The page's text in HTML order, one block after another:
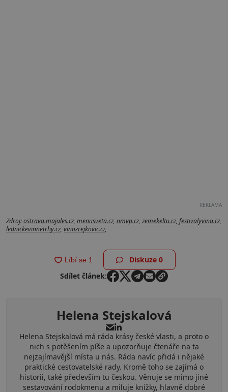
REKLAMA
Zdroj:ostrava.majales.cz, menusveta.cz, nmvp.cz, zemekeltu.cz, festivalyvina.cz,
lednickevinnetrhy.cz, vinozcejkovic.cz,
Diskuze0
Sdílet článek:
Helena Stejskalová
Helena Stejskalová má ráda krásy české vlasti, a proto o
nich s potěšením píše a upozorňuje čtenáře na ta
nejzajímavější místa u nás. Ráda navíc přidá i nějaké
praktické cestovatelské rady. Kromě toho se zajímá o
historii, také především tu českou. Věnuje se mimo jiné
sestavování rodokmenu a miluje knížky, hlavně dobré